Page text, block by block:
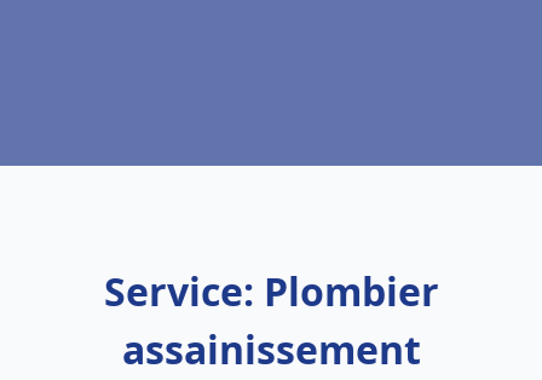
Service: Plombier
assainissement